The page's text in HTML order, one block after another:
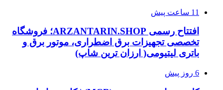
11 ساعت پیش
افتتاح رسمی ARZANTARIN.SHOP؛ فروشگاه
تخصصی تجهیزات برق اضطراری، موتور برق و
باتری لیتیومی( ارزان ترین شاپ)
6 روز پیش